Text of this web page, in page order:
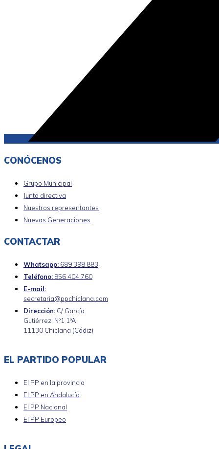
CONÓCENOS
Grupo Municipal
Junta directiva
Nuestros representantes
Nuevas Generaciones
CONTACTAR
Whatsapp: 689 398 883
Teléfono: 956 404 760
E-mail:
secretaria@ppchiclana.com
Dirección: C/ García
Gutiérrez, Nº1 1ºA
11130 Chiclana (Cádiz)
EL PARTIDO POPULAR
El PP en la provincia
El PP en Andalucía
El PP Nacional
El PP Europeo